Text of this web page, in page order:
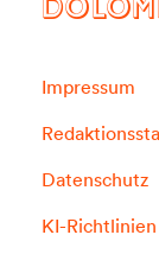
Impressum
Datenschutz
KI-Richtlinien